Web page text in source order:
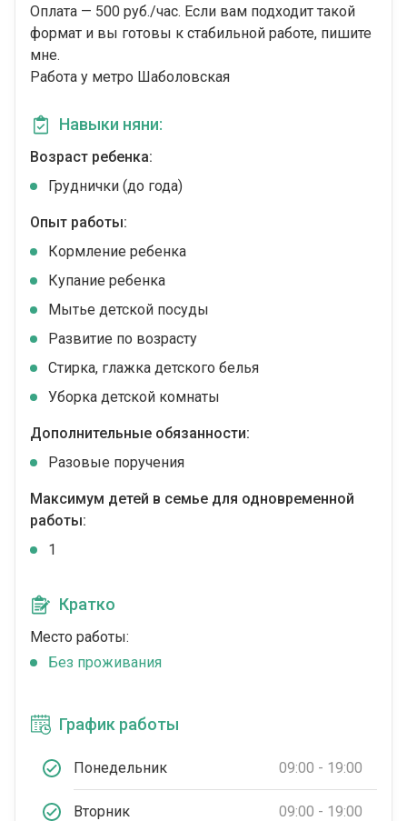
Оплата — 500 руб./час. Если вам подходит такой
формат и вы готовы к стабильной работе, пишите
мне.
Работа у метро Шаболовская
Навыки няни:
Возраст ребенка:
Груднички (до года)
Опыт работы:
Кормление ребенка
Купание ребенка
Мытье детской посуды
Развитие по возрасту
Стирка, глажка детского белья
Уборка детской комнаты
Дополнительные обязанности:
Разовые поручения
Максимум детей в семье для одновременной
работы:
1
Кратко
Место работы:
Без проживания
График работы
Понедельник 09:00 - 19:00
Вторник 09:00 - 19:00